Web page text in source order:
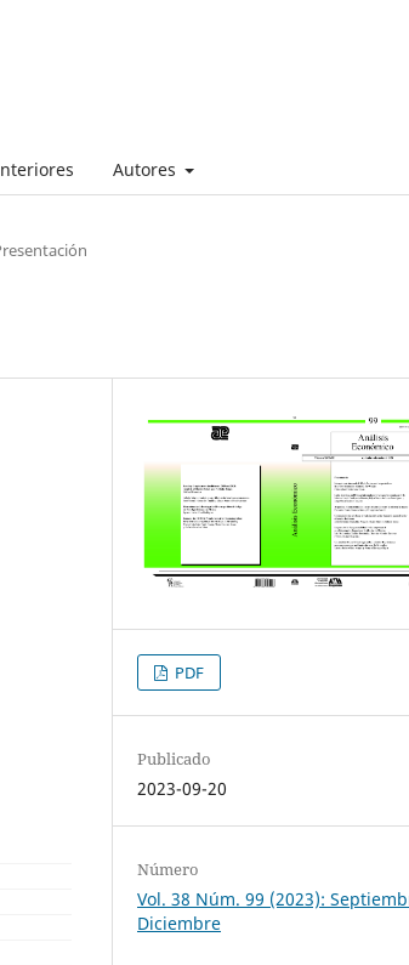
Autores
PDF
Publicado
2023-09-20
Número
Vol. 38 Núm. 99 (2023):
Diciembre